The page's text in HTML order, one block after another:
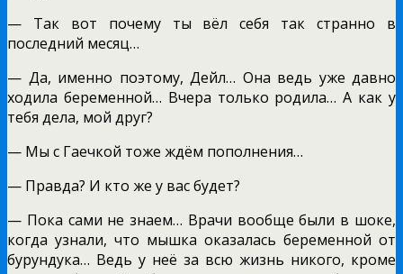
— Так вот почему ты вёл себя так странно в
последний месяц…
— Да, именно поэтому, Дейл… Она ведь уже давно
ходила беременной… Вчера только родила… А как у
тебя дела, мой друг?
— Мы с Гаечкой тоже ждём пополнения…
— Правда? И кто же у вас будет?
— Пока сами не знаем… Врачи вообще были в шоке,
когда узнали, что мышка оказалась беременной от
бурундука… Ведь у неё за всю жизнь никого, кроме